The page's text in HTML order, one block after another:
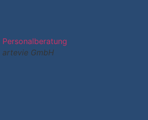
Personalberatung
artevie GmbH